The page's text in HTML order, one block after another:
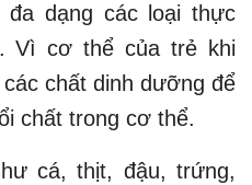
dạng các loại thực
Vì cơ thể của trẻ khi
chất dinh dưỡng để
chất trong cơ thể.
cá, thịt, đậu, trứng,